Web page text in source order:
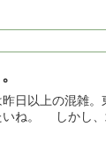
日以上の混雑
ね。 しかし、